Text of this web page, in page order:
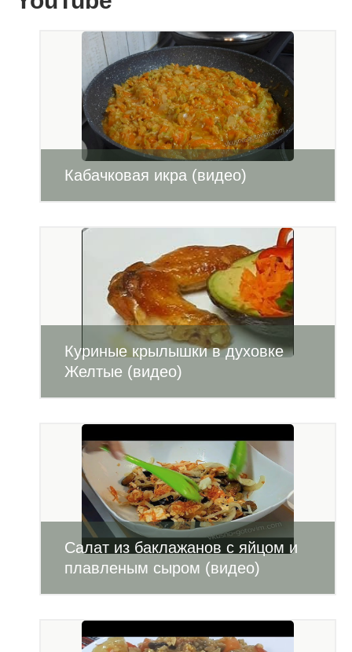
Кабачковая икра (видео)
Куриные крылышки в духовке
Желтые (видео)
Салат из баклажанов с яйцом и
плавленым сыром (видео)